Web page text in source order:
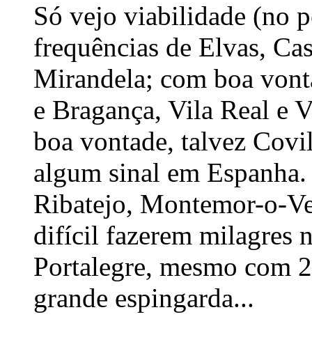
Só vejo viabilidade (no
frequências de Elvas,
Mirandela; com boa
e Bragança, Vila Real e
boa vontade, talvez
algum sinal em
Ribatejo, Montemor-o-
difícil fazerem milagres
Portalegre, mesmo com
grande espingarda...